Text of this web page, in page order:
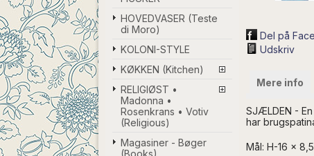
HOVEDVASER (Teste
di Moro)
KOLONI-STYLE
KØKKEN (Kitchen)
RELIGIØST •
Madonna •
Rosenkrans • Votiv
(Religious)
Magasiner - Bøger
(Books)
Del på
Udskriv
Mere info
SJÆLDEN -
har
Mål: H-16 x